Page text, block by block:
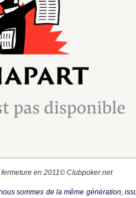
en 2011© Clubpoker.net
sommes de la même génération,